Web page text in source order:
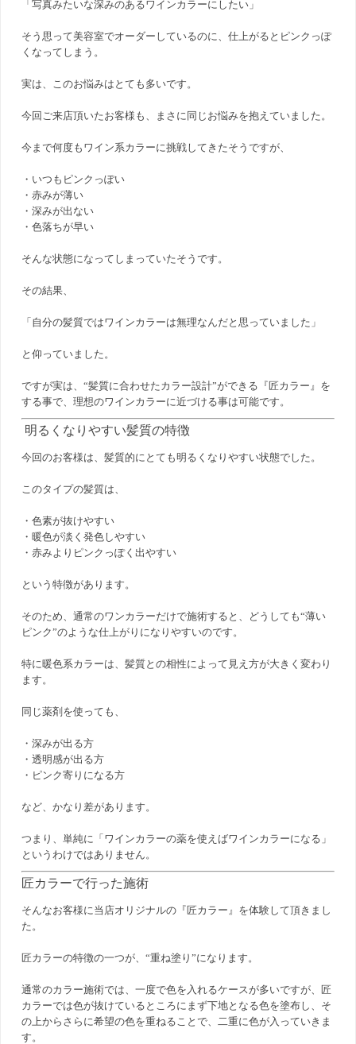
「写真みたいな深みのあるワインカラーにしたい」
そう思って美容室でオーダーしているのに、仕上がるとピンクっぽ
くなってしまう。
実は、このお悩みはとても多いです。
今回ご来店頂いたお客様も、まさに同じお悩みを抱えていました。
今まで何度もワイン系カラーに挑戦してきたそうですが、
・いつもピンクっぽい
・赤みが薄い
・深みが出ない
・色落ちが早い
そんな状態になってしまっていたそうです。
その結果、
「自分の髪質ではワインカラーは無理なんだと思っていました」
と仰っていました。
ですが実は、“髪質に合わせたカラー設計”ができる『匠カラー』を
する事で、理想のワインカラーに近づける事は可能です。
明るくなりやすい髪質の特徴
今回のお客様は、髪質的にとても明るくなりやすい状態でした。
このタイプの髪質は、
・色素が抜けやすい
・暖色が淡く発色しやすい
・赤みよりピンクっぽく出やすい
という特徴があります。
そのため、通常のワンカラーだけで施術すると、どうしても“薄い
ピンク”のような仕上がりになりやすいのです。
特に暖色系カラーは、髪質との相性によって見え方が大きく変わり
ます。
同じ薬剤を使っても、
・深みが出る方
・透明感が出る方
・ピンク寄りになる方
など、かなり差があります。
つまり、単純に「ワインカラーの薬を使えばワインカラーになる」
というわけではありません。
匠カラーで行った施術
そんなお客様に当店オリジナルの『匠カラー』を体験して頂きまし
た。
匠カラーの特徴の一つが、“重ね塗り”になります。
通常のカラー施術では、一度で色を入れるケースが多いですが、匠
カラーでは色が抜けているところにまず下地となる色を塗布し、そ
の上からさらに希望の色を重ねることで、二重に色が入っていきま
す。